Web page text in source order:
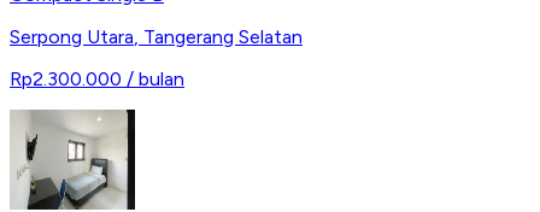
Serpong Utara, Tangerang Selatan
Rp2.300.000 / bulan